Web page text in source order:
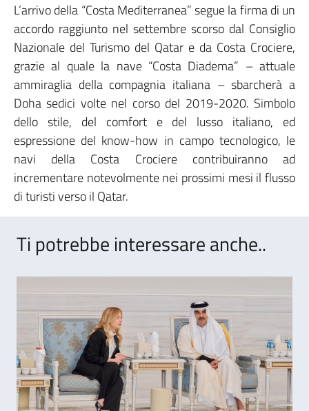
L’arrivo della “Costa Mediterranea” segue la firma di un
accordo raggiunto nel settembre scorso dal Consiglio
Nazionale del Turismo del Qatar e da Costa Crociere,
grazie al quale la nave “Costa Diadema” – attuale
ammiraglia della compagnia italiana – sbarcherà a
Doha sedici volte nel corso del 2019-2020. Simbolo
dello stile, del comfort e del lusso italiano, ed
espressione del know-how in campo tecnologico, le
navi della Costa Crociere contribuiranno ad
incrementare notevolmente nei prossimi mesi il flusso
di turisti verso il Qatar.
Ti potrebbe interessare anche..